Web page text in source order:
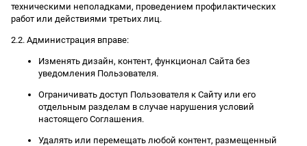
техническими неполадками, проведением профилактических
работ или действиями третьих лиц.
2.2. Администрация вправе:
Изменять дизайн, контент, функционал Сайта без
уведомления Пользователя.
Ограничивать доступ Пользователя к Сайту или его
отдельным разделам в случае нарушения условий
настоящего Соглашения.
Удалять или перемещать любой контент, размещенный